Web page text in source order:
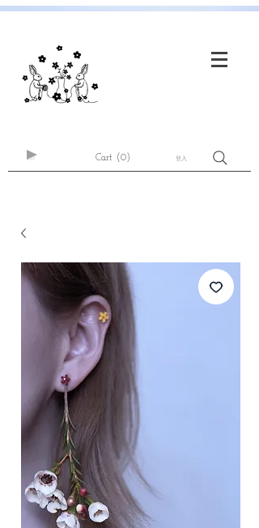
Cart (0) 登入